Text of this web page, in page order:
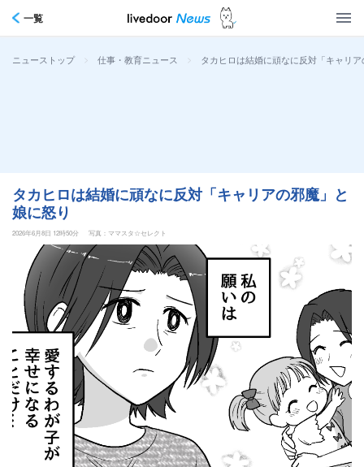
一覧
ニューストップ > 仕事・教育ニュース > タカヒロは結婚に頑なに反対「キャリ
タカヒロは結婚に頑なに反対「キャリアの邪魔」と
娘に怒り
2026年6月8日 12時50分 写真：ママスタ☆セレクト